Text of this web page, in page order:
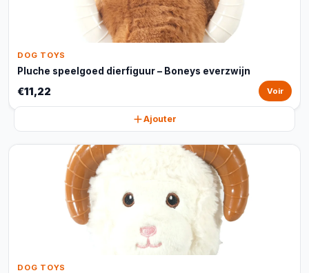
DOG TOYS
Pluche speelgoed dierfiguur – Boneys everzwijn
€11,22 Voir
Ajouter
DOG TOYS